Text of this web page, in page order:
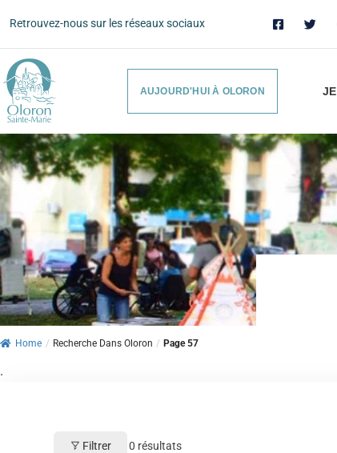
Retrouvez-nous sur les réseaux sociaux
AUJOURD'HUI À OLORON
Home / Recherche Dans Oloron / Page 57
.
Filtrer 0 résultats